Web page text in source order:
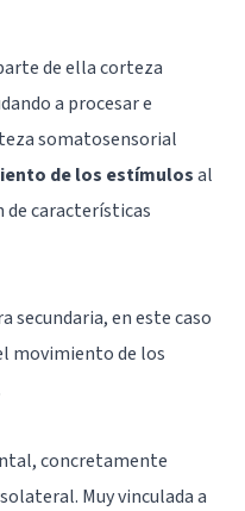
de ella corteza
a procesar e
somatosensorial
de los estímulosal
características
secundaria, en este caso
movimiento de los
concretamente
Muy vinculada a